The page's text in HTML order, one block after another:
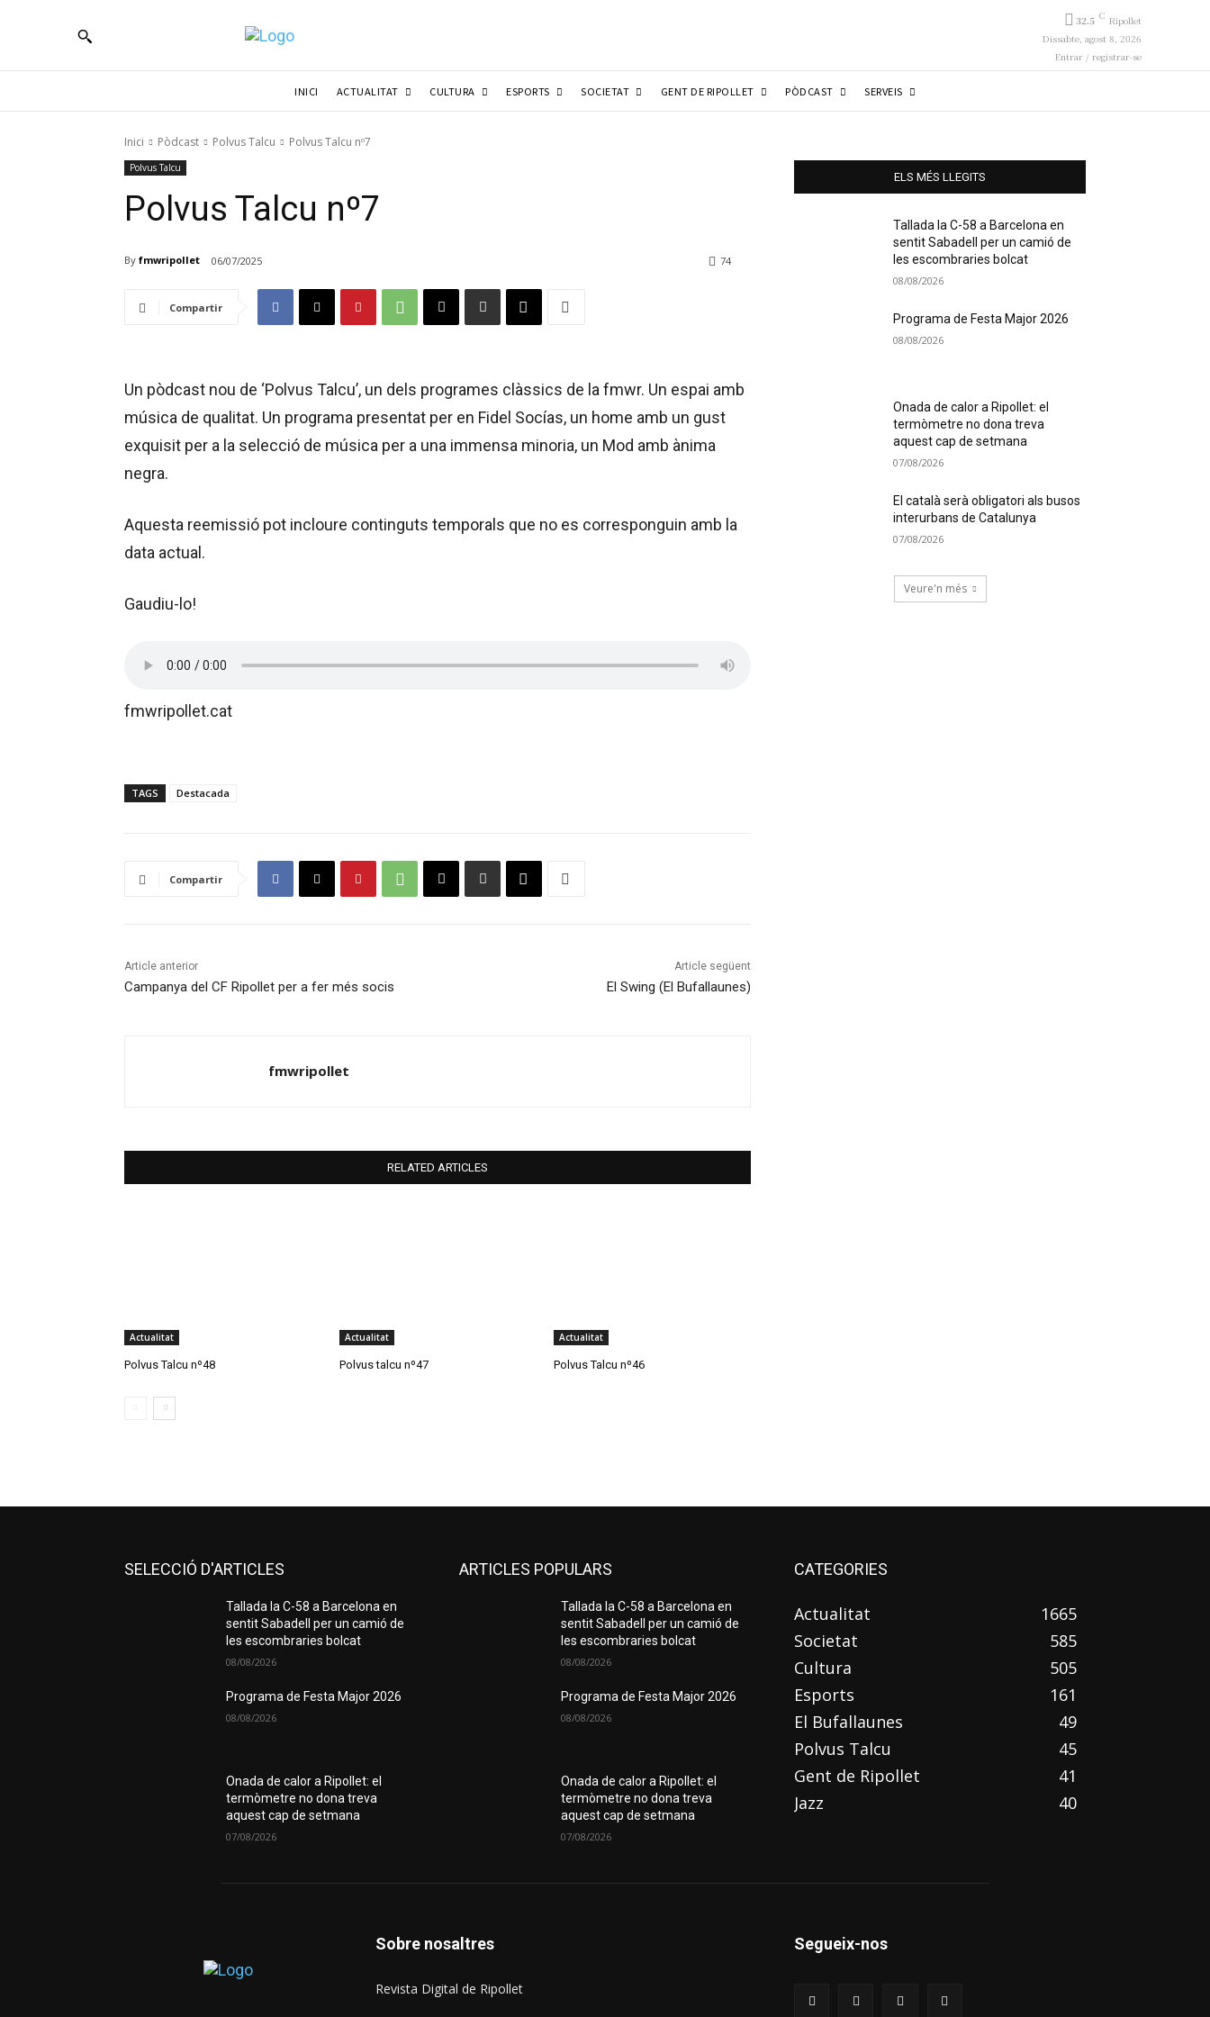
32.5 C Ripollet
Dissabte, agost 8, 2026
Entrar / registrar-se
INICI ACTUALITAT CULTURA ESPORTS SOCIETAT GENT DE RIPOLLET PÒDCAST SERVEIS
Inici Pòdcast Polvus Talcu Polvus Talcu nº7
Polvus Talcu
Polvus Talcu nº7
By fmwripollet 06/07/2025 74
Compartir
Un pòdcast nou de ‘Polvus Talcu’, un dels programes clàssics de la fmwr. Un espai amb
música de qualitat. Un programa presentat per en Fidel Socías, un home amb un gust
exquisit per a la selecció de música per a una immensa minoria, un Mod amb ànima
negra.
Aquesta reemissió pot incloure continguts temporals que no es corresponguin amb la
data actual.
Gaudiu-lo!
fmwripollet.cat
TAGS Destacada
Compartir
Article anterior
Campanya del CF Ripollet per a fer més socis
Article següent
El Swing (El Bufallaunes)
fmwripollet
RELATED ARTICLES
Actualitat
Polvus Talcu nº48
Actualitat
Polvus talcu nº47
Actualitat
Polvus Talcu nº46
ELS MÉS LLEGITS
Tallada la C-58 a Barcelona en
sentit Sabadell per un camió de
les escombraries bolcat
08/08/2026
Programa de Festa Major 2026
08/08/2026
Onada de calor a Ripollet: el
termòmetre no dona treva
aquest cap de setmana
07/08/2026
El català serà obligatori als busos
interurbans de Catalunya
07/08/2026
Veure'n més
SELECCIÓ D'ARTICLES
Tallada la C-58 a Barcelona en
sentit Sabadell per un camió de
les escombraries bolcat
08/08/2026
Programa de Festa Major 2026
08/08/2026
Onada de calor a Ripollet: el
termòmetre no dona treva
aquest cap de setmana
07/08/2026
ARTICLES POPULARS
Tallada la C-58 a Barcelona en
sentit Sabadell per un camió de
les escombraries bolcat
08/08/2026
Programa de Festa Major 2026
08/08/2026
Onada de calor a Ripollet: el
termòmetre no dona treva
aquest cap de setmana
07/08/2026
CATEGORIES
Actualitat
1665
Societat
585
Cultura
505
Esports
161
El Bufallaunes
49
Polvus Talcu
45
Gent de Ripollet
41
Jazz
40
Sobre nosaltres
Revista Digital de Ripollet
Segueix-nos